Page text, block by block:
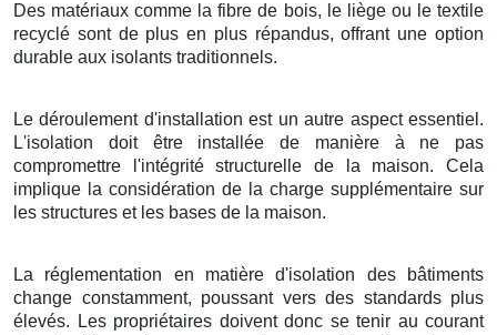
Des matériaux comme la fibre de bois, le liège ou le textile
recyclé sont de plus en plus répandus, offrant une option
durable aux isolants traditionnels.
Le déroulement d'installation est un autre aspect essentiel.
L'isolation doit être installée de manière à ne pas
compromettre l'intégrité structurelle de la maison. Cela
implique la considération de la charge supplémentaire sur
les structures et les bases de la maison.
La réglementation en matière d'isolation des bâtiments
change constamment, poussant vers des standards plus
élevés. Les propriétaires doivent donc se tenir au courant